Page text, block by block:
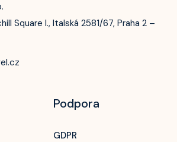
Square I., Italská 2581/67, Praha 2 –
Podpora
GDPR